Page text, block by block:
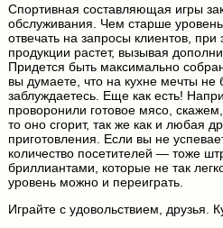
Спортивная составляющая игры
обслуживания. Чем старше
отвечать на запросы клиентов, при
продукции растет, вызывая
Придется быть максимально
вы думаете, что на кухне мечты
заблуждаетесь. Еще как есть!
проворонили готовое мясо, скажем,
то оно сгорит, так же как и любая
приготовления. Если вы не
количество посетителей — тоже
бриллиантами, которые не так
уровень можно и переиграть.
Играйте с удовольствием, друзья.